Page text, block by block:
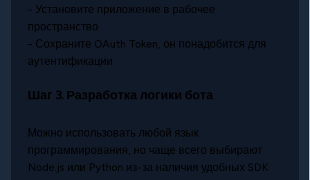
- Установите приложение в рабочее
пространство
- Сохраните OAuth Token, он понадобится для
аутентификации
Шаг 3. Разработка логики бота
Можно использовать любой язык
программирования, но чаще всего выбирают
Node.js или Python из-за наличия удобных SDK